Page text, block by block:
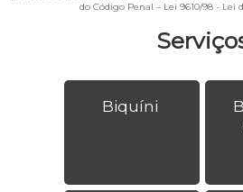
Biquíni
do Código Penal – Lei 9610/98 - Lei